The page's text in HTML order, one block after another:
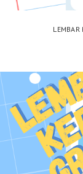
LEMBAR